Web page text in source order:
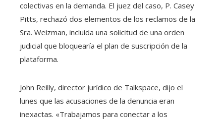
colectivas en la demanda. El juez del caso, P. Casey
Pitts, rechazó dos elementos de los reclamos de la
Sra. Weizman, incluida una solicitud de una orden
judicial que bloquearía el plan de suscripción de la
plataforma.
John Reilly, director jurídico de Talkspace, dijo el
lunes que las acusaciones de la denuncia eran
inexactas. «Trabajamos para conectar a los